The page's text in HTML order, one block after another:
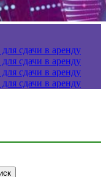
сдачи в аренду
сдачи в аренду
сдачи в аренду
сдачи в аренду